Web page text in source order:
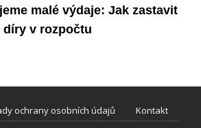
malé výdaje: Jak zastavit
díry v rozpočtu
ochrany osobních údajů
Kontakt